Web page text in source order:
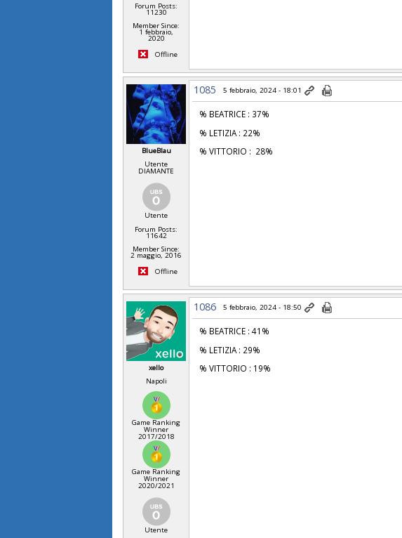
Forum Posts:
11230
Member Since:
1 febbraio,
2020
Offline
BlueBlau
Utente
DIAMANTE
Utente
Forum Posts:
11642
Member Since:
2 maggio, 2016
Offline
1085 5 febbraio, 2024 - 18:01
% BEATRICE : 37%
% LETIZIA : 22%
% VITTORIO : 28%
xello
Napoli
Game Ranking
Winner
2017/2018
Game Ranking
Winner
2020/2021
Utente
1086 5 febbraio, 2024 - 18:50
% BEATRICE : 41%
% LETIZIA : 29%
% VITTORIO : 19%